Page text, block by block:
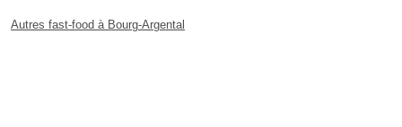
Autres fast-food à Bourg-Argental